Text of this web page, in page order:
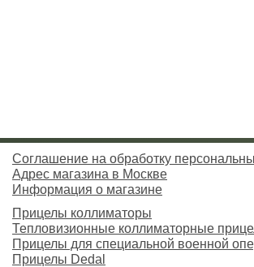
Соглашение на обработку
Адрес магазина в Москве
Информация о магазине
Прицелы коллиматоры
Тепловизионные коллиматорные
Прицелы для специальной военной
Прицелы Dedal